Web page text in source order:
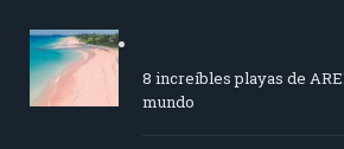
8 increíbles playas de
mundo